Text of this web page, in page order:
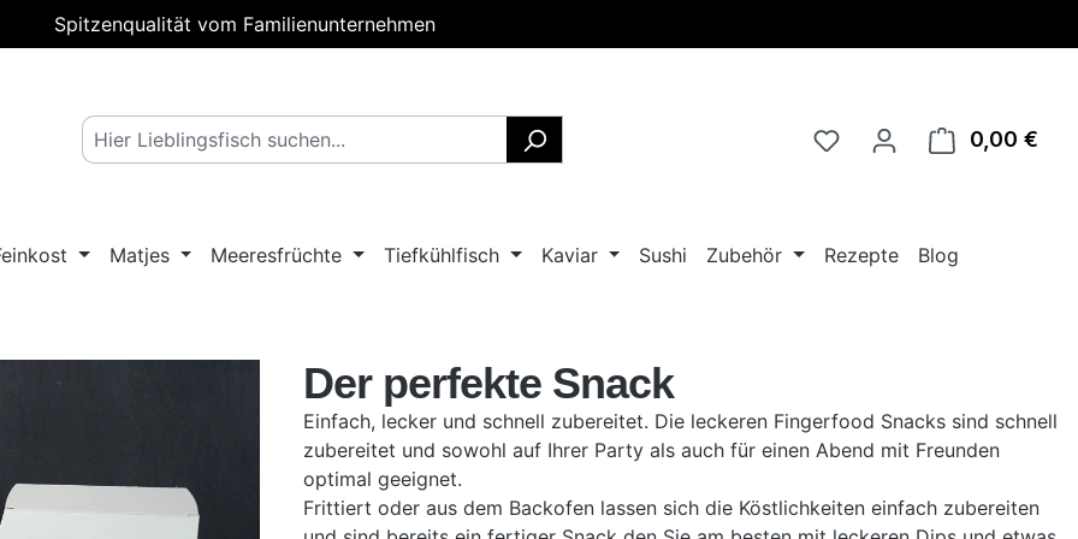
Spitzenqualität vom Familienunternehmen
0,00 €
Matjes Meeresfrüchte Tiefkühlfisch Kaviar Sushi Zubehör Rezepte Blog
Der perfekte Snack
Einfach, lecker und schnell zubereitet. Die leckeren Fingerfood Snacks sind schnell
zubereitet und sowohl auf Ihrer Party als auch für einen Abend mit Freunden
optimal geeignet.
Frittiert oder aus dem Backofen lassen sich die Köstlichkeiten einfach zubereiten